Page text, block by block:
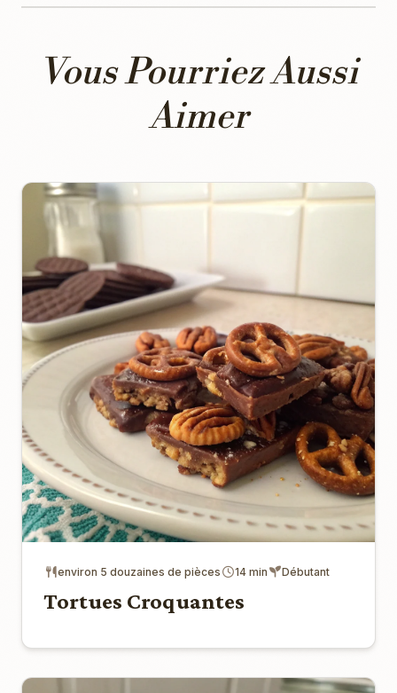
Vous Pourriez Aussi
Aimer
environ 5 douzaines de pièces 14 min Débutant
Tortues Croquantes